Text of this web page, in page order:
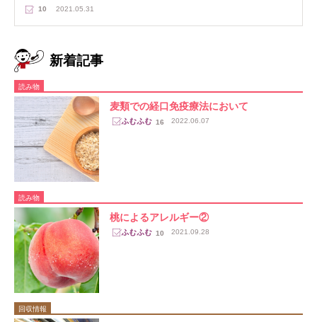
10 2021.05.31
新着記事
読み物
麦類での経口免疫療法において
16 2022.06.07
読み物
桃によるアレルギー②
10 2021.09.28
回収情報